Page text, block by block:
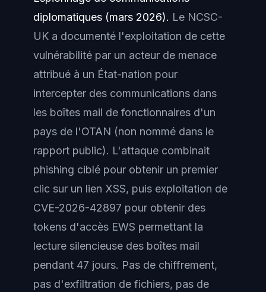
diplomatiques (mars 2026). Le NCSC-
UK a documenté l'exploitation de cette
vulnérabilité par un acteur de menace
attribué à un État-nation pour
intercepter des communications dans
les boîtes mail de fonctionnaires d'un
pays de l'OTAN (non nommé dans le
rapport public). L'attaque combinait
phishing ciblé pour obtenir un premier
clic sur un lien XSS, puis exploitation de
CVE-2026-42897 pour obtenir des
tokens d'accès EWS permettant la
lecture silencieuse des boîtes mail
pendant 47 jours. Pas de chiffrement,
pas d'exfiltration de fichiers, pas de